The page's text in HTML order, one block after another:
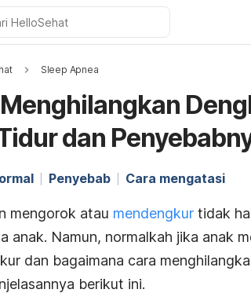
Sleep Apnea
dan
Penyebab Cara mengatasi
mengorok atau mendengkur tidak
anak. Namun, normalkah jika anak
dan bagaimana cara
berikut ini.